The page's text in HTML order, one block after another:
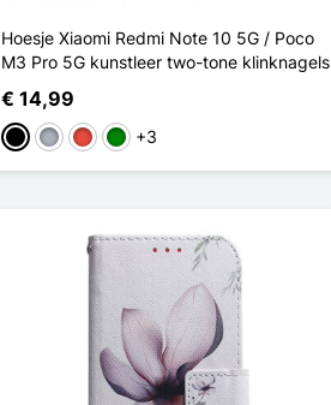
Hoesje Xiaomi Redmi Note 10 5G / Poco
M3 Pro 5G kunstleer two-tone klinknagels
€ 14,99
ZwartGrijsRoodGroen
+3